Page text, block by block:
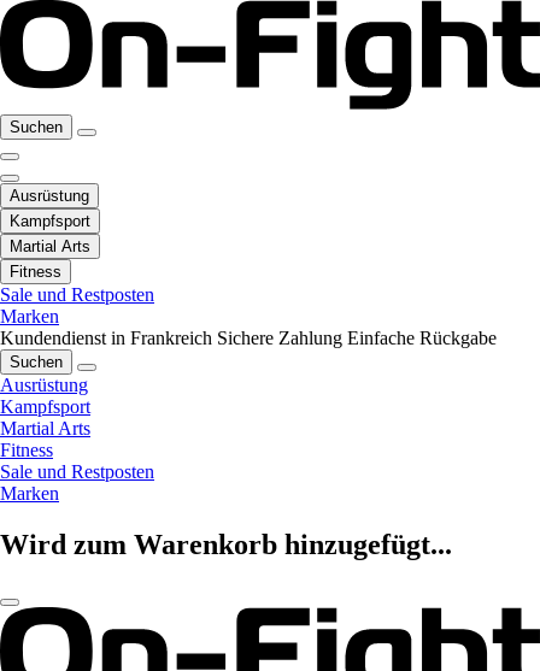
Suchen
Ausrüstung
Kampfsport
Martial Arts
Fitness
Sale und Restposten
Marken
Kundendienst in Frankreich Sichere Zahlung Einfache Rückgabe
Suchen
Ausrüstung
Kampfsport
Martial Arts
Fitness
Sale und Restposten
Marken
Wird zum Warenkorb hinzugefügt...